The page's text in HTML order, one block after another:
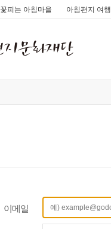
꽃피는 아침마을 아침편지 여행
이메일